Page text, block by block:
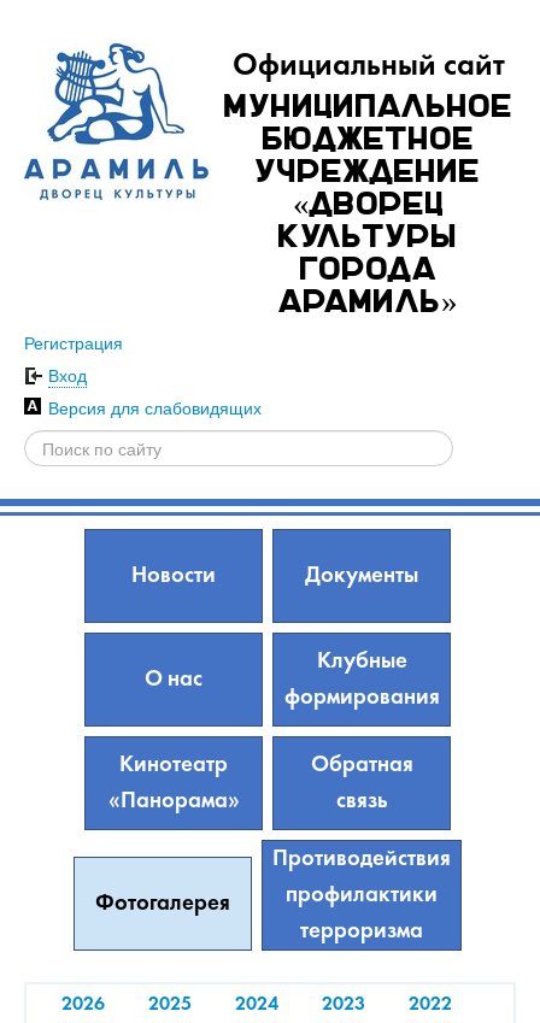
Официальный сайт
Муниципальное
бюджетное
учреждение
«Дворец
культуры
города
Арамиль»
Регистрация
Вход
Версия для слабовидящих
Новости Документы
О нас
Клубные
формирования
Кинотеатр
«Панорама»
Обратная
связь
Фотогалерея
Противодействия
профилактики
терроризма
2026 2025 2024 2023
2022